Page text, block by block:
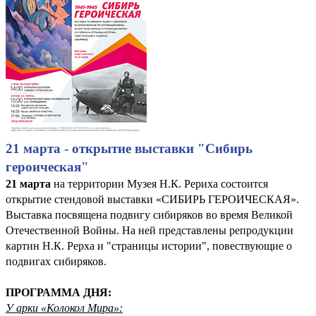
21 марта - открытие выставки "Сибирь
героическая"
21 марта на территории Музея Н.К. Рериха состоится
открытие стендовой выставки «СИБИРЬ ГЕРОИЧЕСКАЯ».
Выставка посвящена подвигу сибиряков во время Великой
Отечественной Войны. На ней представлены репродукции
картин Н.К. Рерха и "страницы истории", повествующие о
подвигах сибиряков.
ПРОГРАММА ДНЯ:
У арки «Колокол Мира»: